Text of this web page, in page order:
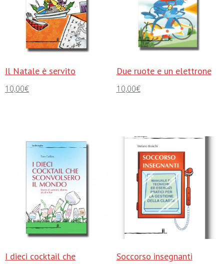
Il Natale è servito
10,00€
Due ruote e un elettrone
10,00€
I dieci cocktail che
Soccorso insegnanti